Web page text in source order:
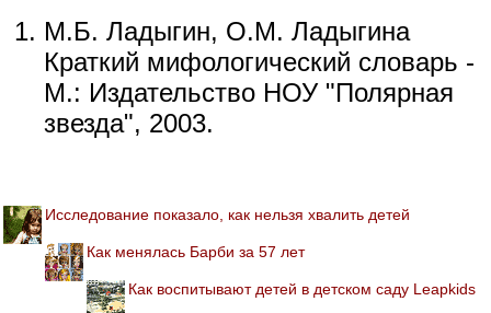
М.Б. Ладыгин, О.М. Ладыгина
Краткий мифологический словарь -
М.: Издательство НОУ "Полярная
звезда", 2003.
Исследование показало, как нельзя хвалить детей
Как менялась Барби за 57 лет
Как воспитывают детей в детском саду Leapkids